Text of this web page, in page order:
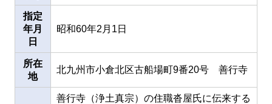
指定
年月
日
昭和60年2月1日
所在
地
北九州市小倉北区古船場町9番20号 善行寺
善行寺（浄土真宗）の住職沓屋氏に伝来する